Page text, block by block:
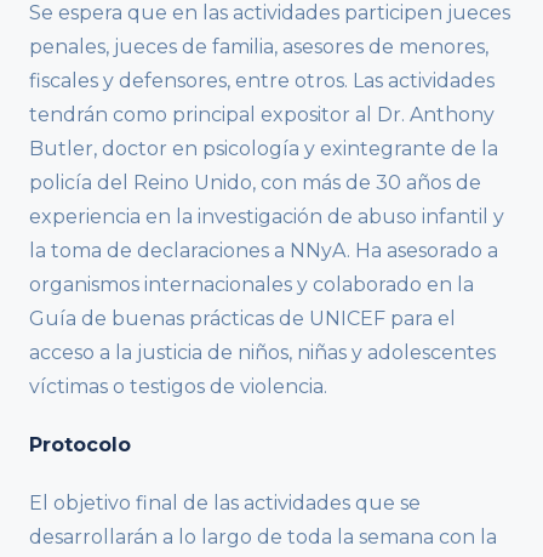
Se espera que en las actividades participen jueces
penales, jueces de familia, asesores de menores,
fiscales y defensores, entre otros. Las actividades
tendrán como principal expositor al Dr. Anthony
Butler, doctor en psicología y exintegrante de la
policía del Reino Unido, con más de 30 años de
experiencia en la investigación de abuso infantil y
la toma de declaraciones a NNyA. Ha asesorado a
organismos internacionales y colaborado en la
Guía de buenas prácticas de UNICEF para el
acceso a la justicia de niños, niñas y adolescentes
víctimas o testigos de violencia.
Protocolo
El objetivo final de las actividades que se
desarrollarán a lo largo de toda la semana con la